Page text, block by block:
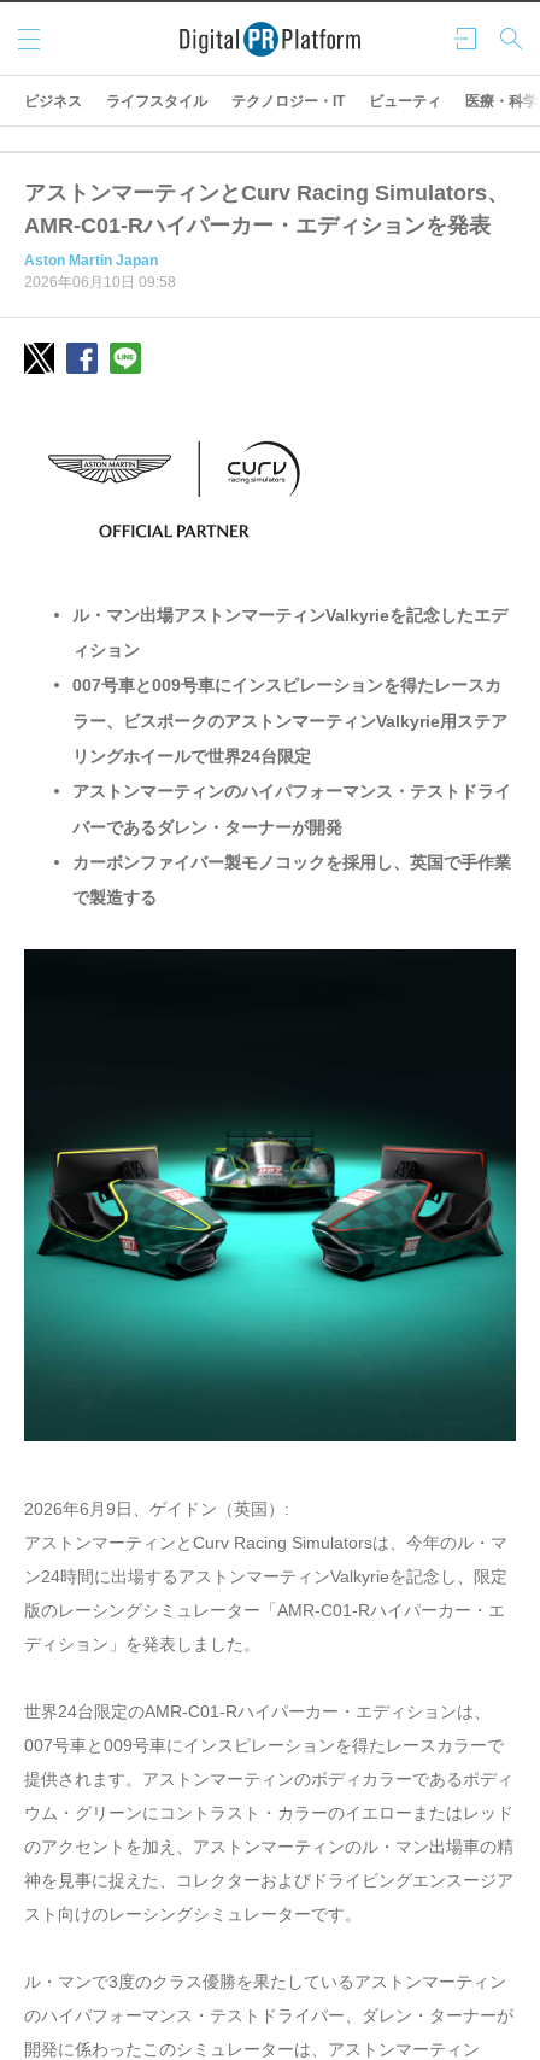
ログ
イン
検索
メニ
ュー
ビジネス ライフスタイル テクノロジー・IT ビューティ 医療・科学
アストンマーティンとCurv Racing Simulators、
AMR-C01-Rハイパーカー・エディションを発表
Aston Martin Japan
2026年06月10日 09:58
ル・マン出場アストンマーティンValkyrieを記念したエデ
ィション
007号車と009号車にインスピレーションを得たレースカ
ラー、ビスポークのアストンマーティンValkyrie用ステア
リングホイールで世界24台限定
アストンマーティンのハイパフォーマンス・テストドライ
バーであるダレン・ターナーが開発
カーボンファイバー製モノコックを採用し、英国で手作業
で製造する
2026年6月9日、ゲイドン（英国）:
アストンマーティンとCurv Racing Simulatorsは、今年のル・マ
ン24時間に出場するアストンマーティンValkyrieを記念し、限定
版のレーシングシミュレーター「AMR-C01-Rハイパーカー・エ
ディション」を発表しました。
世界24台限定のAMR-C01-Rハイパーカー・エディションは、
007号車と009号車にインスピレーションを得たレースカラーで
提供されます。アストンマーティンのボディカラーであるポディ
ウム・グリーンにコントラスト・カラーのイエローまたはレッド
のアクセントを加え、アストンマーティンのル・マン出場車の精
神を見事に捉えた、コレクターおよびドライビングエンスージア
スト向けのレーシングシミュレーターです。
ル・マンで3度のクラス優勝を果たしているアストンマーティン
のハイパフォーマンス・テストドライバー、ダレン・ターナーが
開発に係わったこのシミュレーターは、アストンマーティン